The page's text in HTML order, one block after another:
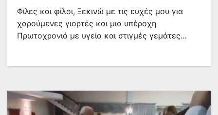
Φίλες και φίλοι, Ξεκινώ με τις ευχές μου για
χαρούμενες γιορτές και μια υπέροχη
Πρωτοχρονιά με υγεία και στιγμές γεμάτες…